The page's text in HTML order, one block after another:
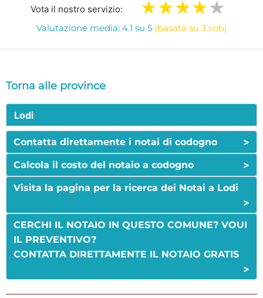
Vota il nostro servizio:
Valutazione media: 4.1 su 5 (basata su 3 voti)
Torna alle province
Lodi
Contatta direttamente i notai di codogno >
Calcola il costo del notaio a codogno >
Visita la pagina per la ricerca dei Notai a Lodi
>
CERCHI IL NOTAIO IN QUESTO COMUNE? VOUI
IL PREVENTIVO?
CONTATTA DIRETTAMENTE IL NOTAIO GRATIS
>